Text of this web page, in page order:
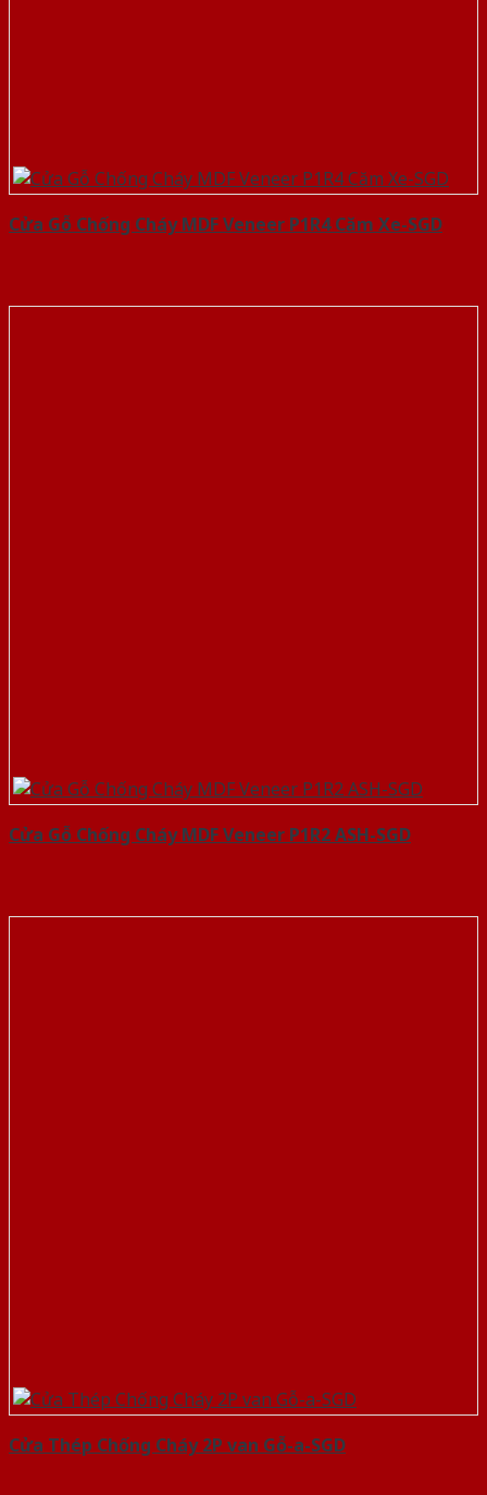
Cửa Gỗ Chống Cháy MDF Veneer P1R4 Căm Xe-SGD
Cửa Gỗ Chống Cháy MDF Veneer P1R2 ASH-SGD
Cửa Thép Chống Cháy 2P van Gỗ-a-SGD